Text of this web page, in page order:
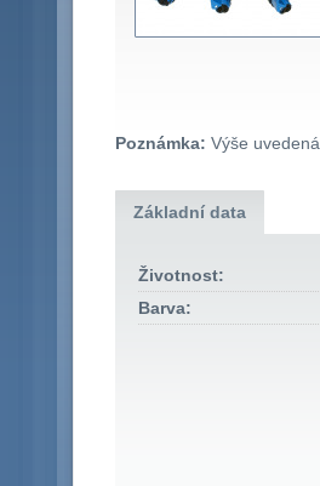
Poznámka: Výše
Základní data
Životnost:
Barva: